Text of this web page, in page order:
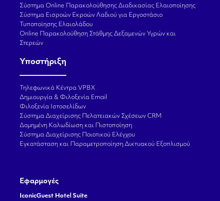
Σύστημα Online Παρακολούθησης Διαδικασίας Ελαιοποίησης
Σύστημα Εισροών Εκροών Λαδιού για Εργοστάσιο
Τυποποίησης Ελαιολάδου
Online Παρακολούθηση Στάθμης Δεξαμενών Υγρών και
Στερεών
Υποστήριξη
Τηλεφωνικά Κέντρα VPBX
Δημιουργία & Φιλοξενία Email
Φιλοξενία Ιστοσελίδων
Σύστημα Διαχείρισης Πελατειακών Σχέσεων CRM
Δομημένη Καλωδίωση και Πιστοποίηση
Σύστημα Διαχείρισης Ποιοτικού Ελέγχου
Εγκατάσταση και Παραμετροποίηση Δικτυακού Εξοπλισμού
Εφαρμογές
IconicGuest Hotel Suite